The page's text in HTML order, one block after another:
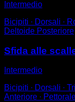
Intermedio
Bicipiti ∙ Dorsali ∙
Deltoide Posteriore
Sfida alle
Intermedio
Bicipiti ∙ Dorsali ∙
Anteriore ∙